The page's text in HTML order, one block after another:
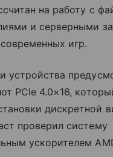
на работу с
и серверными
игр.
устройства
PCIe 4.0×16,
дискретной
проверил систему
ускорителем